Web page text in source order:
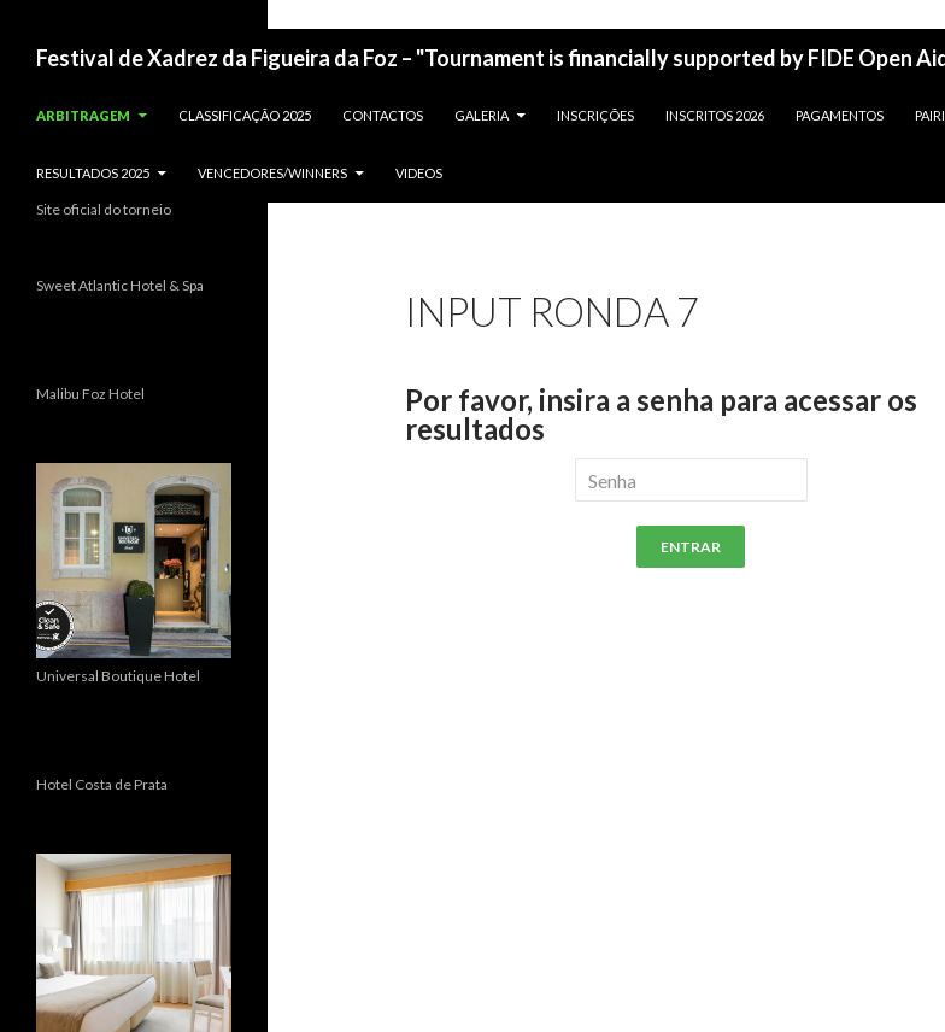
Festival de Xadrez da Figueira da Foz – "Tournament is financially supported by FIDE Open
ARBITRAGEM CLASSIFICAÇÃO 2025 CONTACTOS GALERIA INSCRIÇÕES INSCRITOS 2026 PAGAMENTOS
RESULTADOS 2025 VENCEDORES/WINNERS VIDEOS
INPUT RONDA 7
Por favor, insira a senha para acessar os
resultados
ENTRAR
Site oficial do torneio
Sweet Atlantic Hotel & Spa
Malibu Foz Hotel
Universal Boutique Hotel
Hotel Costa de Prata